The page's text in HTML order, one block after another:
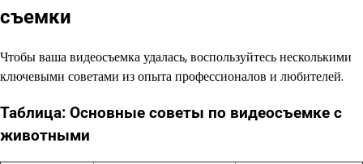
съемки
Чтобы ваша видеосъемка удалась, воспользуйтесь несколькими
ключевыми советами из опыта профессионалов и любителей.
Таблица: Основные советы по видеосъемке с
животными